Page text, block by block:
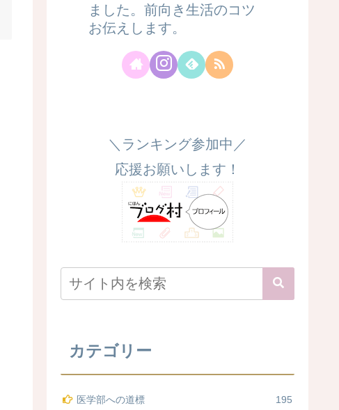
ました。前向き生活のコツ
お伝えします。
＼ランキング参加中／
応援お願いします！
カテゴリー
医学部への道標 195